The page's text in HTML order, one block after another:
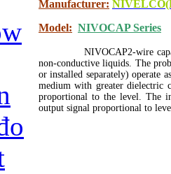
Manufacturer:
Model: NIVOCAP Series
NIVOCAP2-wire
non-conductive liquids. The
or installed separately) operate
medium with greater dielectric
proportional to the level. The
output signal proportional to